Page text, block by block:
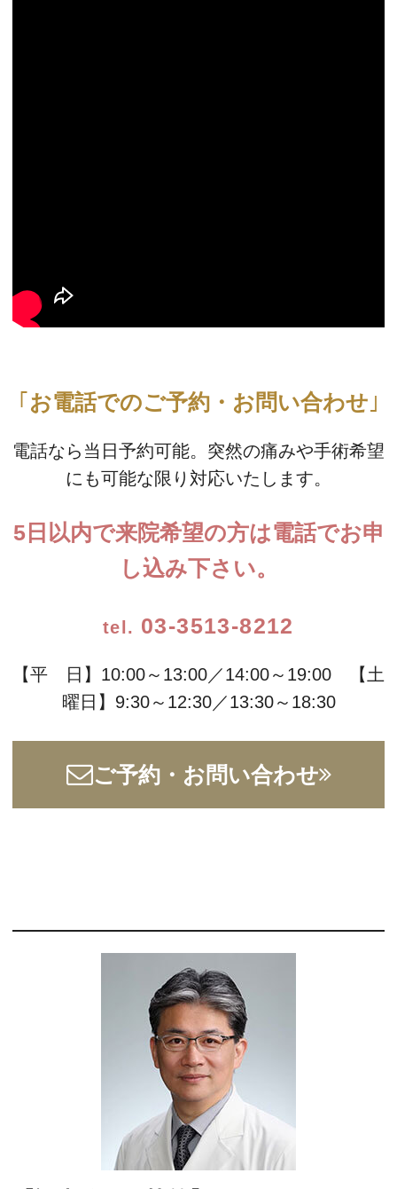
お電話でのご予約・お問い合わせ
電話なら当日予約可能。突然の痛みや手術希望
にも可能な限り対応いたします。
5日以内で来院希望の方は電話でお申
し込み下さい。
03-3513-8212
【平 日】10:00～13:00／14:00～19:00 【土
曜日】9:30～12:30／13:30～18:30
ご予約・お問い合わせ